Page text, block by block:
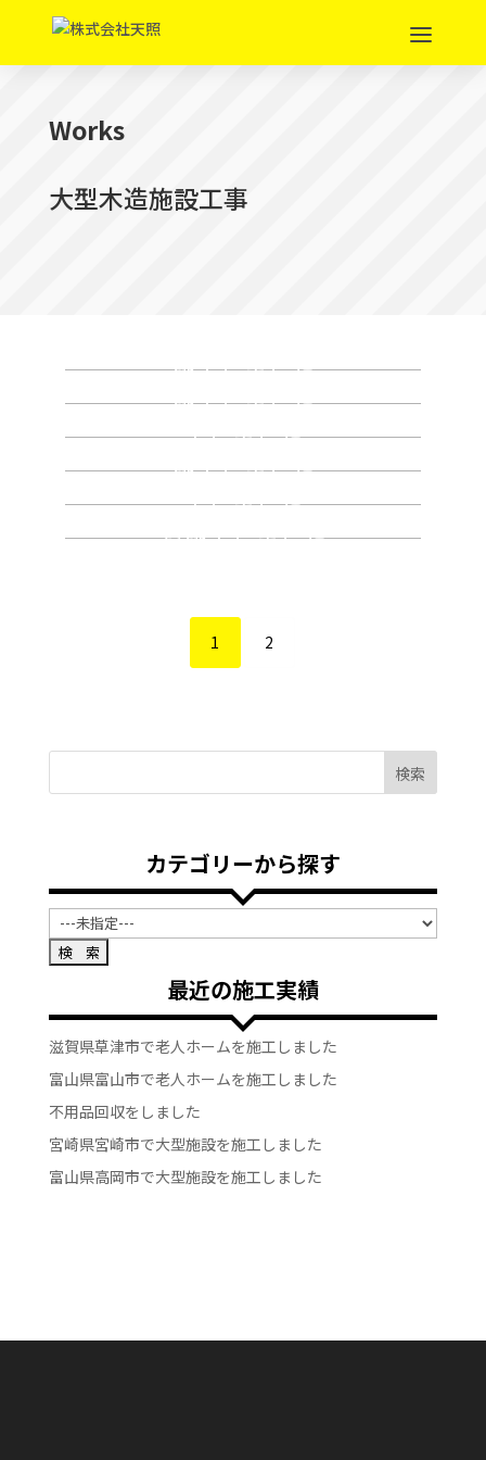
Works
大型木造施設工事
施工しました
岐阜県多治見市で大型施設を
施工しました
富山県高岡市で大型施設を施
工しました
富山県富山市で老人ホームを
施工しました
宮崎県宮崎市で大型施設を施
工しました
和歌山県和歌山市で大型施設
を施工しました
1 2
検索
カテゴリーから探す
最近の施工実績
滋賀県草津市で老人ホームを施工しました
富山県富山市で老人ホームを施工しました
不用品回収をしました
宮崎県宮崎市で大型施設を施工しました
富山県高岡市で大型施設を施工しました